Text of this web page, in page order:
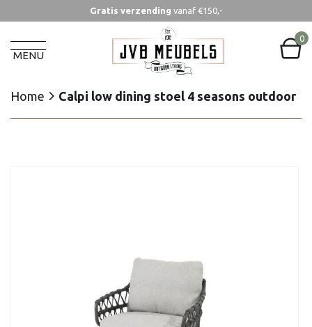
Gratis verzending vanaf €150,-
MENU
0
Home Calpi low dining stoel 4 seasons outdoor
Home Calpi low dining stoel 4 seasons outdoor